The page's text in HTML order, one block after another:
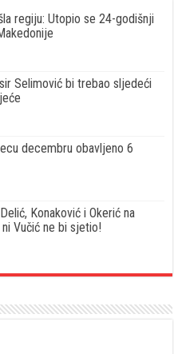
regiju: Utopio se 24-godišnji
Selimović bi trebao sljedeći
decembru obavljeno 6
Konaković i Okerić na
Vučić ne bi sjetio!